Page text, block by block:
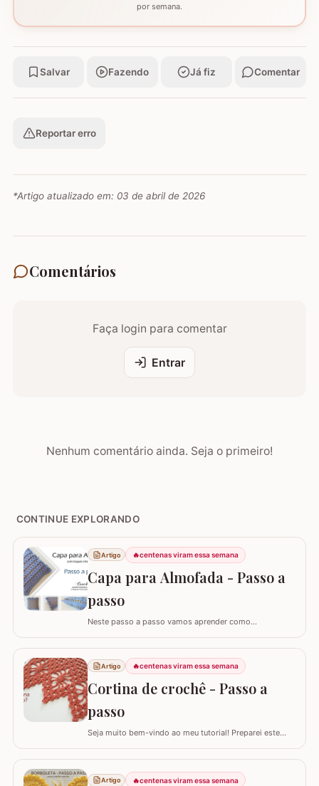
por semana.
Salvar Fazendo Já fiz Comentar
Reportar erro
*Artigo atualizado em: 03 de abril de 2026
Comentários
Faça login para comentar
Entrar
Nenhum comentário ainda. Seja o primeiro!
CONTINUE EXPLORANDO
Artigo 🔥centenas viram essa semana
Capa para Almofada - Passo a
passo
Neste passo a passo vamos aprender como
intercalados. Fiz a capa para almofada de 40 x 40 e
seguindo o passo a passo você consegue adaptar para
o tamanho desejado. Utilizei o fio Barroco Maxcolor da
Círculo S/A. Um fio extremamente macio por ser 100%…
Artigo 🔥centenas viram essa semana
Cortina de crochê - Passo a
passo
Seja muito bem-vindo ao meu tutorial! Preparei este
uma peça versátil e encantadora. Hoje, vamos aprender
todos os passos para criar uma linda CORTINA DE
CROCHÊ, um modelo clássico que também pode ser
Artigo 🔥centenas viram essa semana